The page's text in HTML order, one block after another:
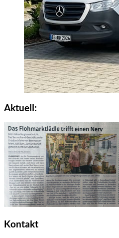
Aktuell:
Kontakt